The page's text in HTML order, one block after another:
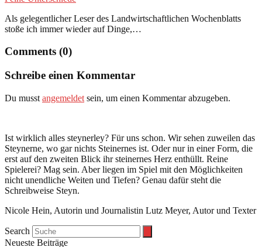
Als gelegentlicher Leser des Landwirtschaftlichen Wochenblatts
stoße ich immer wieder auf Dinge,…
Comments (0)
Schreibe einen Kommentar
Du musst angemeldet sein, um einen Kommentar abzugeben.
Ist wirklich alles steynerley? Für uns schon. Wir sehen zuweilen das
Steynerne, wo gar nichts Steinernes ist. Oder nur in einer Form, die
erst auf den zweiten Blick ihr steinernes Herz enthüllt. Reine
Spielerei? Mag sein. Aber liegen im Spiel mit den Möglichkeiten
nicht unendliche Weiten und Tiefen? Genau dafür steht die
Schreibweise Steyn.
Nicole Hein, Autorin und Journalistin Lutz Meyer, Autor und Texter
Search
Neueste Beiträge